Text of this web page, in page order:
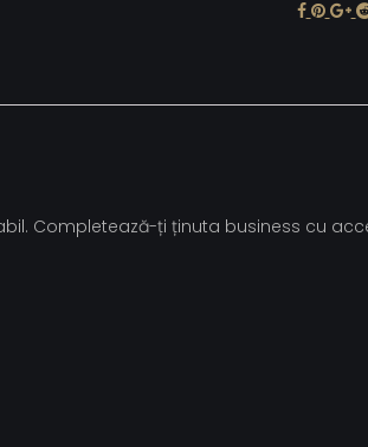
Completează-ți ținuta business cu